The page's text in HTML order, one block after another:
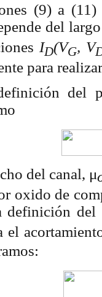
(9) a
del
ID(VG, V
para
del
del canal, μ
oxido de
definición
el